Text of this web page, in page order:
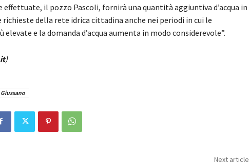
effettuate, il pozzo Pascoli, fornirà una quantità aggiuntiva d’acqua in
richieste della rete idrica cittadina anche nei periodi in cui le
e la domanda d’acqua aumenta in modo considerevole”.
)
Giussano
Next article